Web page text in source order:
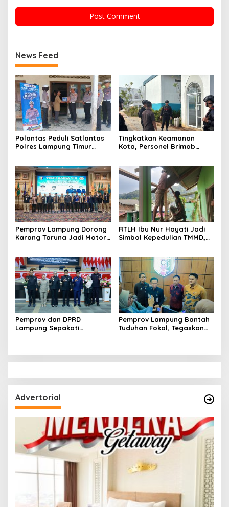
News Feed
Polantas Peduli Satlantas
Polres Lampung Timur
Tingkatkan Keamanan
Kota, Personel Brimob
Lokasi Strategis
Pemprov Lampung Dorong
Karang Taruna Jadi Motor
RTLH Ibu Nur Hayati Jadi
Simbol Kepedulian TMMD,
Pemprov dan DPRD
Lampung Sepakati
Pemprov Lampung Bantah
Tuduhan Fokal, Tegaskan
Advertorial